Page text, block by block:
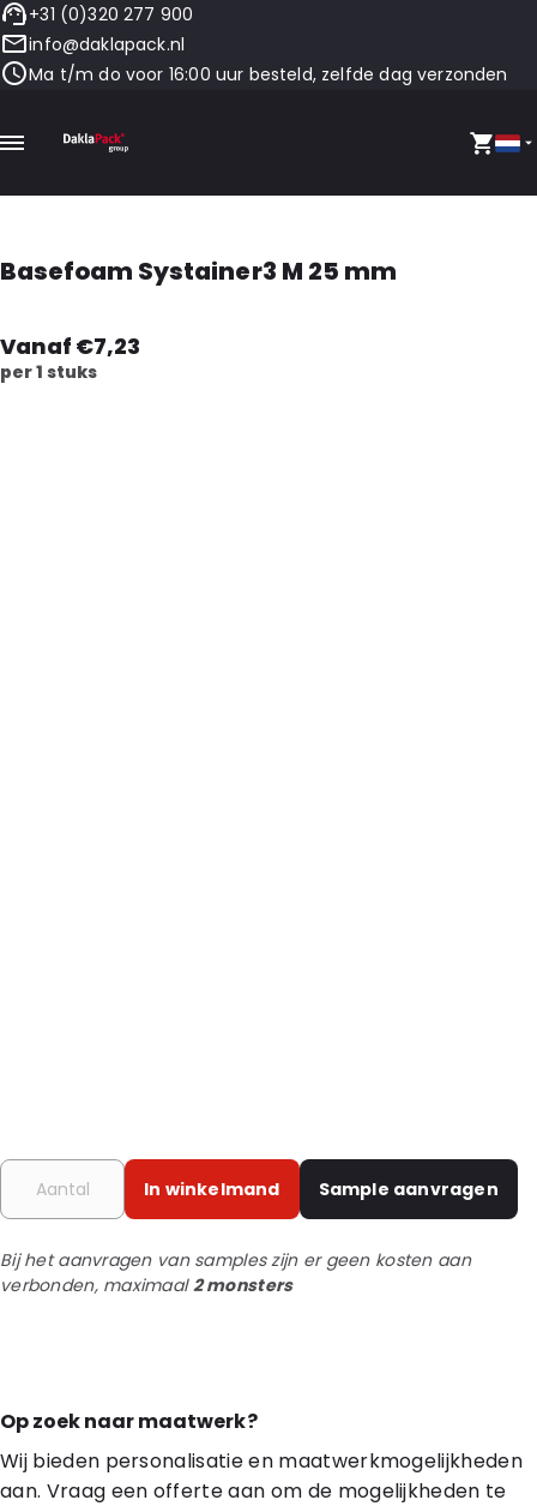
+31 (0)320 277 900
info@daklapack.nl
Ma t/m do voor 16:00 uur besteld, zelfde dag verzonden
Basefoam Systainer3 M 25 mm
Vanaf €7,23
per 1 stuks
In winkelmand Sample aanvragen
Bij het aanvragen van samples zijn er geen kosten aan
verbonden, maximaal2 monsters
Op zoek naar maatwerk?
Wij bieden personalisatie en maatwerkmogelijkheden
aan. Vraag een offerte aan om de mogelijkheden te